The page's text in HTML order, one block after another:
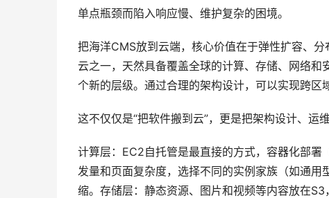
单点瓶颈而陷入响应慢、维护复杂的困境。
把海洋CMS放到云端，核心价值在于弹性扩容、
云之一，天然具备覆盖全球的计算、存储、网络
个新的层级。通过合理的架构设计，可以实现跨区
这不仅仅是“把软件搬到云”，更是把架构设计、运
计算层：EC2自托管是最直接的方式，容器化部
发量和页面复杂度，选择不同的实例家族（如通
缩。存储层：静态资源、图片和视频等内容放在